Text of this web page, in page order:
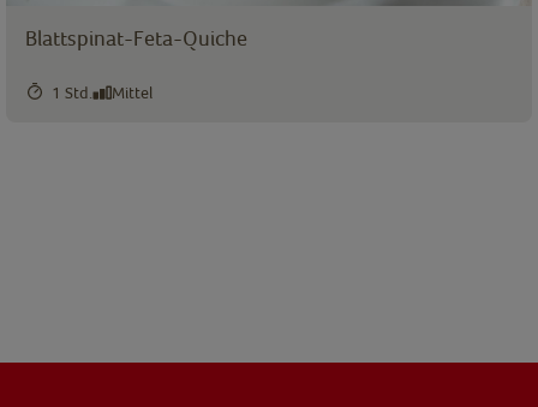
Blattspinat-Feta-Quiche
1 Std. Mittel